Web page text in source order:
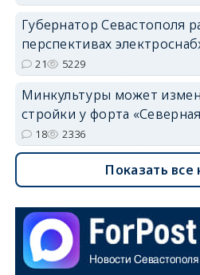
Губернатор Севастополя
перспективах
21 5229
Минкультуры может
стройки у форта
18 2336
Показать все